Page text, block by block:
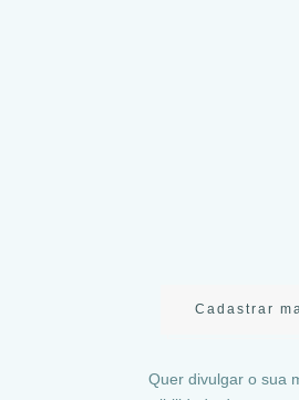
Cadastrar
Quer divulgar o sua